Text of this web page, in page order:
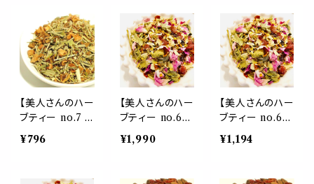
ズヒップ ローズ
ハイビスカス ヒ
ース ステビア
アップフルーツ
レモンバーム 紅
茶 茶葉 母の日
ギフト 贈り物 ご
自愛 プレゼント
ボス シナモン
ユズ イチョウ リ
ンデン アニス 紅
茶 お茶 温かい
ホット 茶葉
ボス シナモン
ユズ イチョウ リ
ンデン アニス 紅
茶 お茶 温かい
ホット 茶葉
【美人さんのハー
ブティー no.7 】
冷え 代謝 ブレン
ド リーフ 20g
ボス シナモン
¥796
【美人さんのハー
ブティー no.6】
リラックス ブレ
ンド リーフ 50g
ニップ リンデン
¥1,990
【美人さんのハー
ブティー no.6】
リラックス ブレ
ンド リーフ 30g
ニップ リンデン
¥1,194